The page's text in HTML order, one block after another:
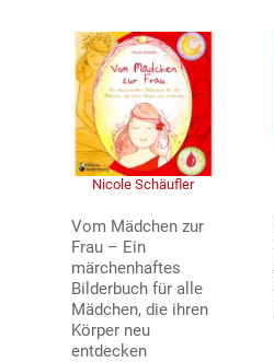
Nicole Schäufler
Vom Mädchen zur
Frau – Ein
märchenhaftes
Bilderbuch für alle
Mädchen, die ihren
Körper neu
entdecken